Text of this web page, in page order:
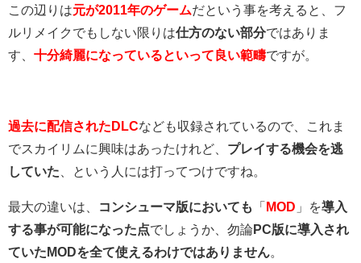
この辺りは元が2011年のゲームだという事を考えると、フ
ルリメイクでもしない限りは仕方のない部分ではありま
す、 十分綺麗になっているといって良い範疇ですが。
過去に配信されたDLCなども収録されているので、これま
でスカイリムに興味はあったけれど、 プレイする機会を逃
していた 、という人には打ってつけですね。
最大の違いは、 コンシューマ版においても 「 MOD 」を導入
する事が可能になった点でしょうか、勿論PC版に導入され
ていたMODを全て使えるわけではありません